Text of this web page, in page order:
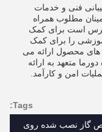
فنی و خدمات
مطلوب همراه
است برای کمک
را برای کمک
های محصول ارائه می
متعهد به ارائه
امن و کارآمد.
Tags:
گاز نصب شده روی